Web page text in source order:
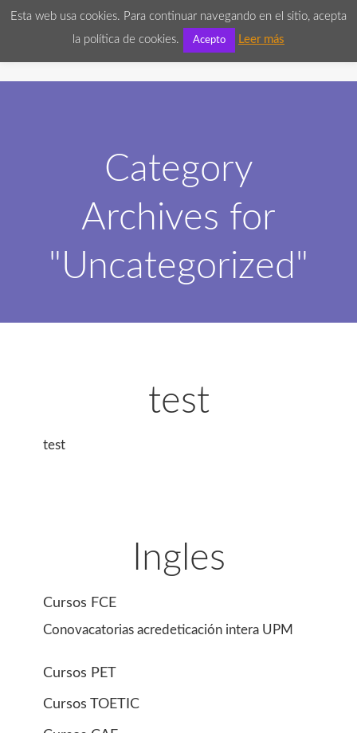
Category
Archives for
"Uncategorized"
test
test
Ingles
Cursos FCE
Conovacatorias acredeticación intera UPM
Cursos PET
Cursos TOETIC
Esta web usa cookies. Para continuar navegando en el sitio, acepta
la política de cookies.
Acepto Leer más